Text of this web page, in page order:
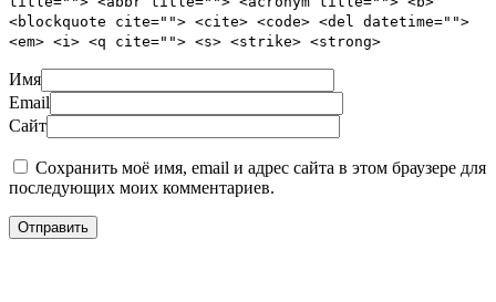
<blockquote cite=""> <cite> <code> <del datetime="">
<em> <i> <q cite=""> <s> <strike> <strong>
Имя
Email
Сайт
Сохранить моё имя, email и адрес сайта в этом браузере для
последующих моих комментариев.